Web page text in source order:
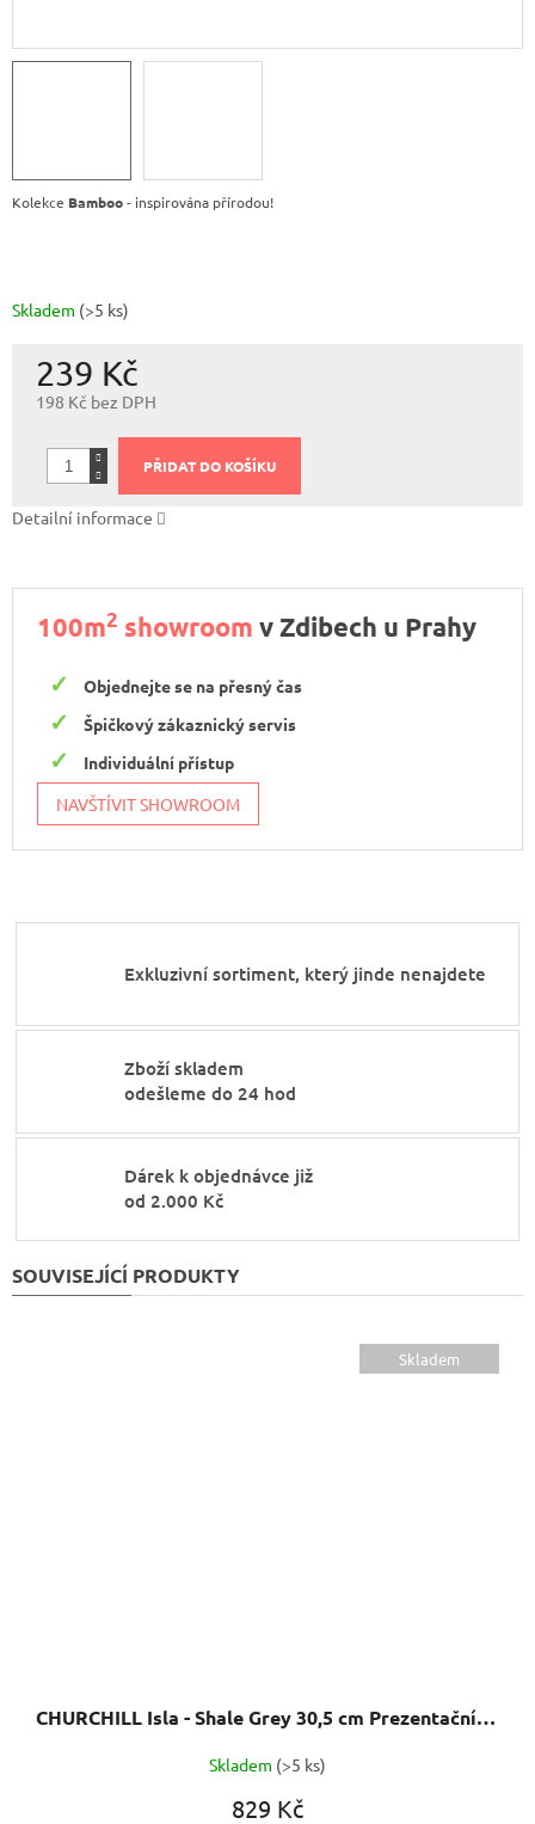
239 Kč
198 Kč bez DPH
cena:
Skladem (>5 ks)
PŘIDAT DO KOŠÍKU
Kolekce Bamboo- inspirována přírodou!
Detailní informace
100m2 showroom v Zdibech u Prahy
Objednejte se na přesný čas
Špičkový zákaznický servis
Individuální přístup
NAVŠTÍVIT SHOWROOM
Exkluzivní sortiment, který jinde nenajdete
Zboží skladem
odešleme do 24 hod
Dárek k objednávce již
od 2.000 Kč
SOUVISEJÍCÍ PRODUKTY
Skladem
CHURCHILL Isla - Shale Grey 30,5 cm Prezentační talíř
Skladem (>5 ks)
829 Kč